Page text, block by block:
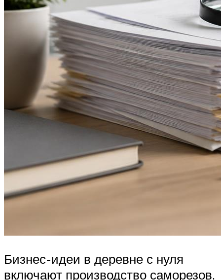
Бизнес-идеи в деревне с нуля
включают производство саморезов.